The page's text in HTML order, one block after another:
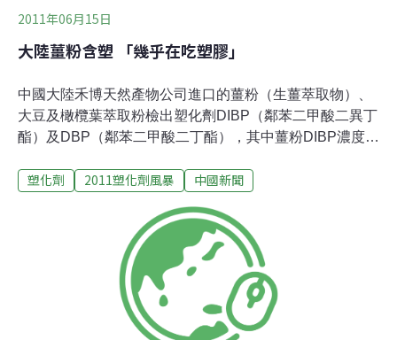
2011年06月15日
大陸薑粉含塑 「幾乎在吃塑膠」
中國大陸禾博天然產物公司進口的薑粉（生薑萃取物）、
大豆及橄欖葉萃取粉檢出塑化劑DIBP（鄰苯二甲酸二異丁
酯）及DBP（鄰苯二甲酸二丁酯），其中薑粉DIBP濃度竟
局長康照洲表示，國內2002年開放薑粉進口，這次檢出含
蔡青霖及台中市達健公司買了10.4公斤薑粉，製成膠囊錠
狀等保健食品。康照洲說，蔡青霖僅試作產品，未出售錠
狀膠囊；至於達健膠錠產品已回收，剩餘薑粉也封存。另
外，禾鑫進口的大豆及橄欖葉萃取粉均未售出，目前相關
原料已封存。清華大學化工系教授凌永健說，DIBP
33100ppm相當於3%，推測不肖廠商選擇價格低廉的工業
塑化劑 2011塑化劑風暴 中國新聞